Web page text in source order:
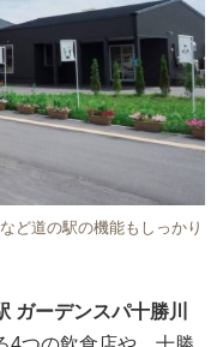
ど道の駅の機能もしっかり
ガーデンスパ十勝川